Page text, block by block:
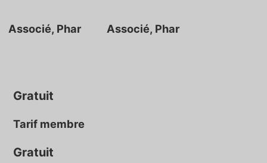
Associé, Phar Associé, Phar
Gratuit
Tarif membre
Gratuit